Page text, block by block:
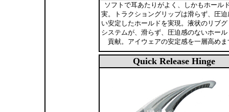
ソフトで耳あたりがよく、しかもホール
実。トラクショングリップは滑らず、圧迫
い安定したホールドを実現。液状のリブグ
システムが、滑らず、圧迫感のないホール
貢献。アイウェアの安定感を一層高めま
Quick Release Hinge